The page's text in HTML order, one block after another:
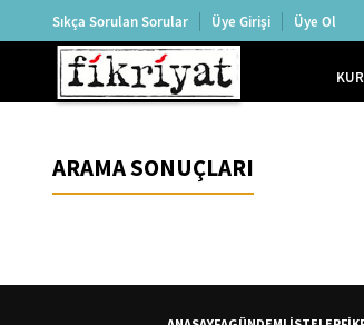
Sıkça Sorulan Sorular Üye Girişi Üye Ol
ARAMA SONUÇLARI